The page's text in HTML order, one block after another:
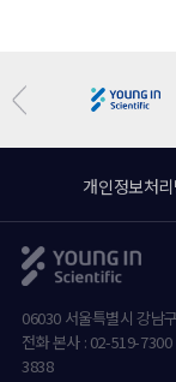
개인정보처
06030 서울특별시 강남
전화 본사 : 02-519-7300
3838